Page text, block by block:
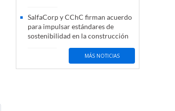
SalfaCorp y CChC firman acuerdo
para impulsar estándares de
sostenibilidad en la construcción
MÁS NOTICIAS